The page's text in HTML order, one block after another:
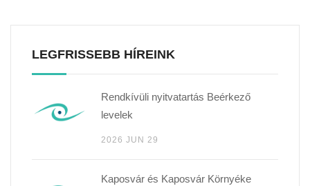
LEGFRISSEBB HÍREINK
Rendkívüli nyitvatartás Beérkező
levelek
2026 JUN 29
Kaposvár és Kaposvár Környéke